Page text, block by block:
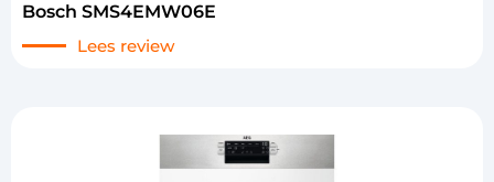
Bosch SMS4EMW06E
Lees review